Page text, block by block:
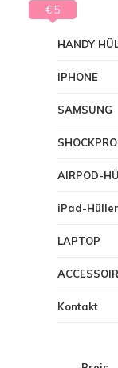
HANDY
IPHONE
SAMSUNG
AIRPOD-
iPad-
LAPTOP
Kontakt
€ 0
€ 5